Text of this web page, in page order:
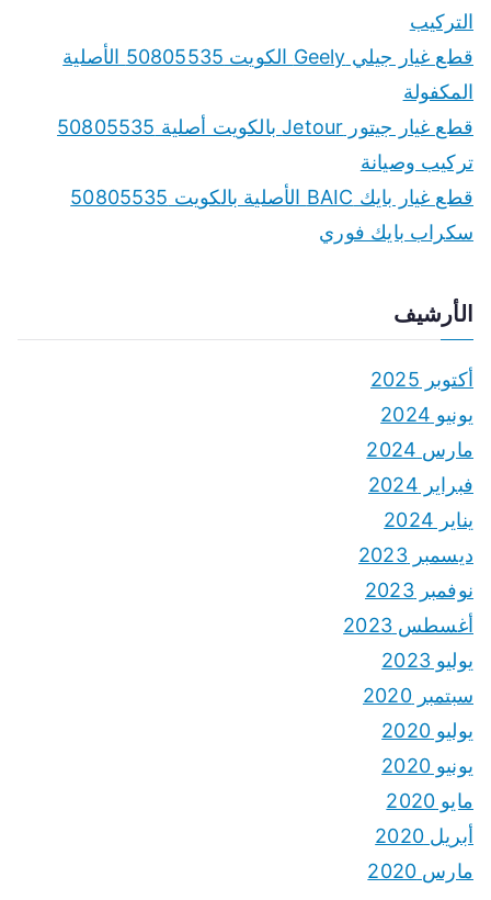
التركيب
قطع غيار جيلي Geely الكويت 50805535 الأصلية
المكفولة
قطع غيار جيتور Jetour بالكويت أصلية 50805535
تركيب وصيانة
قطع غيار بايك BAIC الأصلية بالكويت 50805535
سكراب بايك فوري
الأرشيف
أكتوبر 2025
يونيو 2024
مارس 2024
فبراير 2024
يناير 2024
ديسمبر 2023
نوفمبر 2023
أغسطس 2023
يوليو 2023
سبتمبر 2020
يوليو 2020
يونيو 2020
مايو 2020
أبريل 2020
مارس 2020